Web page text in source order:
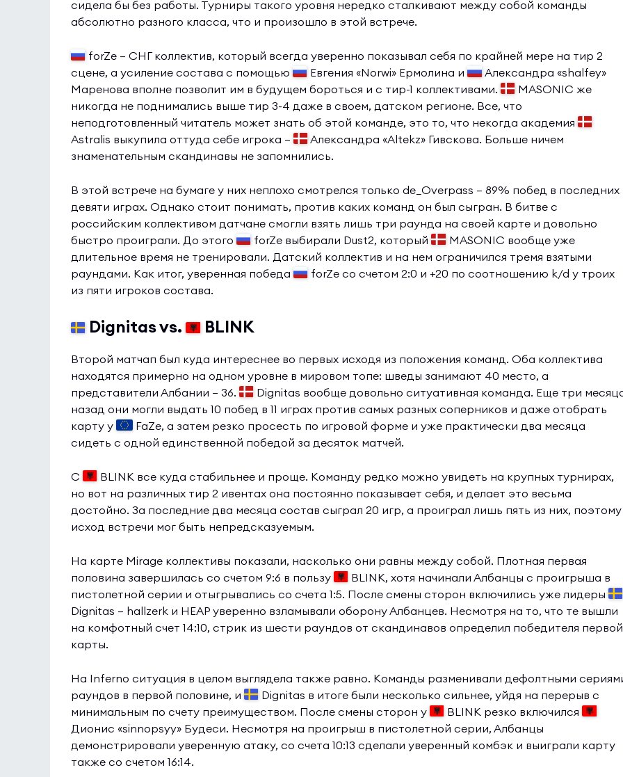
сидела бы без работы. Турниры такого уровня нередко сталкивают между собой команды
абсолютно разного класса, что и произошло в этой встрече.
forZe — СНГ коллектив, который всегда уверенно показывал себя по крайней мере на тир 2
сцене, а усиление состава с помощью
Евгения «Norwi» Ермолина и
Александра «shalfey»
Маренова вполне позволит им в будущем бороться и с тир-1 коллективами.
MASONIC же
никогда не поднимались выше тир 3-4 даже в своем, датском регионе. Все, что
неподготовленный читатель может знать об этой команде, это то, что некогда академия
Astralis выкупила оттуда себе игрока —
Александра «Altekz» Гивскова. Больше ничем
знаменательным скандинавы не запомнились.
В этой встрече на бумаге у них неплохо смотрелся только de_Overpass — 89% побед в последних
девяти играх. Однако стоит понимать, против каких команд он был сыгран. В битве с
российским коллективом датчане смогли взять лишь три раунда на своей карте и довольно
быстро проиграли. До этого
forZe выбирали Dust2, который
MASONIC вообще уже
длительное время не тренировали. Датский коллектив и на нем ограничился тремя взятыми
раундами. Как итог, уверенная победа
forZe со счетом 2:0 и +20 по соотношению k/d у троих
из пяти игроков состава.
Dignitas vs. BLINK
Второй матчап был куда интереснее во первых исходя из положения команд. Оба коллектива
находятся примерно на одном уровне в мировом топе: шведы занимают 40 место, а
представители Албании — 36.
Dignitas вообще довольно ситуативная команда. Еще три
назад они могли выдать 10 побед в 11 играх против самых разных соперников и даже отобрать
карту у
FaZe, а затем резко просесть по игровой форме и уже практически два месяца
сидеть с одной единственной победой за десяток матчей.
С
BLINK все куда стабильнее и проще. Команду редко можно увидеть на крупных турнирах,
но вот на различных тир 2 ивентах она постоянно показывает себя, и делает это весьма
достойно. За последние два месяца состав сыграл 20 игр, а проиграл лишь пять из них, поэтому
исход встречи мог быть непредсказуемым.
На карте Mirage коллективы показали, насколько они равны между собой. Плотная первая
половина завершилась со счетом 9:6 в пользу
BLINK, хотя начинали Албанцы с проигрыша в
пистолетной серии и отыгрывались со счета 1:5. После смены сторон включились уже лидеры
Dignitas — hallzerk и HEAP уверенно взламывали оборону Албанцев. Несмотря на то, что те вышли
на комфотный счет 14:10, стрик из шести раундов от скандинавов определил победителя первой
карты.
На Inferno ситуация в целом выглядела также равно. Команды разменивали дефолтными
раундов в первой половине, и
Dignitas в итоге были несколько сильнее, уйдя на перерыв с
минимальным по счету преимуществом. После смены сторон у
BLINK резко включился
Дионис «sinnopsyy» Будеси. Несмотря на проигрыш в пистолетной серии, Албанцы
демонстрировали уверенную атаку, со счета 10:13 сделали уверенный комбэк и выиграли карту
также со счетом 16:14.